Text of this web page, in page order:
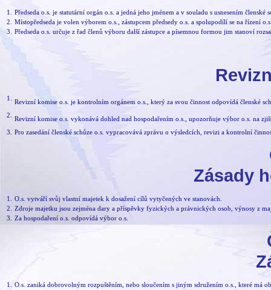
1.
Předseda o.s. je statutární orgán o.s. a jedná jeho jménem a v souladu s usnesením
2.
Místopředseda je volen výborem o.s., zástupcem předsedy o.s. a spolupodílí se na řízení
3.
Předseda o.s. určuje z řad členů výboru další zástupce a písemnou formou jim stanoví
1.
Revizní komise o.s. je kontrolním orgánem o.s., který za svou činnost odpovídá členské
2.
Revizní komise o.s. vykonává dohled nad hospodařením o.s., upozorňuje výbor o.s. na
3.
Pro zasedání členské schůze o.s. vypracovává zprávu o výsledcích, revizi a kontrolní
Zásady
1.
O.s. vytváří svůj vlastní majetek k dosažení cílů vytyčených ve stanovách.
2.
Zdroje majetku jsou zejména dary a příspěvky fyzických a právnických osob, výnosy z
3.
Za hospodaření o.s. odpovídá výbor o.s.
1.
O.s. zaniká dobrovolným rozpuštěním, nebo sloučením s jiným sdružením o.s., které má